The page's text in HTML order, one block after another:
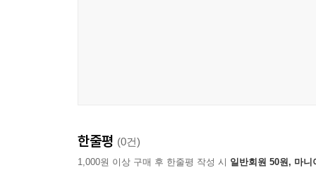
한줄평 (0건)
1,000원 이상 구매 후 한줄평 작성 시 일반회원 50원, 마니